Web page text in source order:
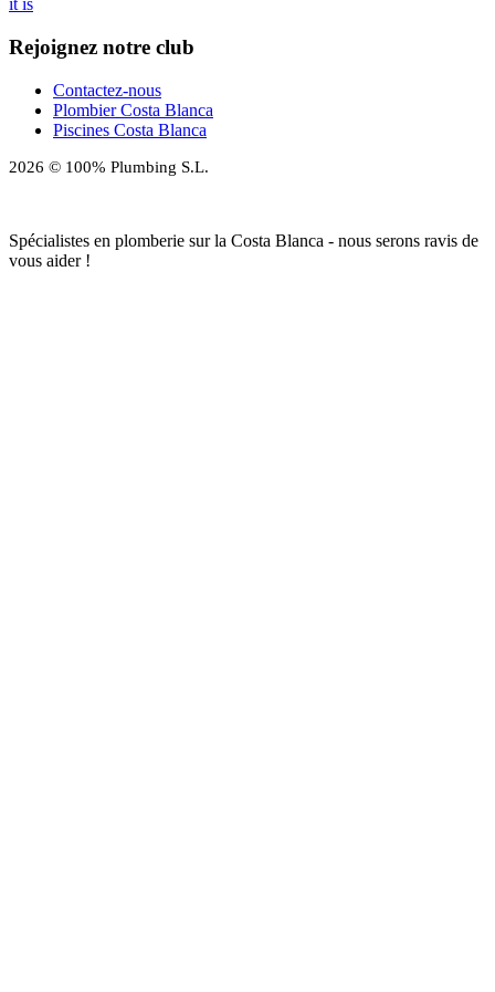
it is
Rejoignez notre club
Contactez-nous
Plombier Costa Blanca
Piscines Costa Blanca
2026 © 100% Plumbing S.L.
Spécialistes en plomberie sur la Costa Blanca - nous serons ravis de
vous aider !